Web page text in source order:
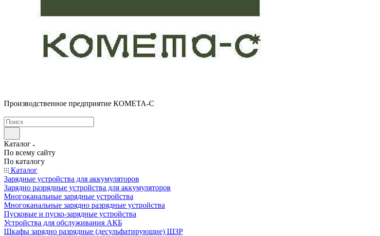
Производственное предприятие КОМЕТА-С
Каталог
По всему сайту
По каталогу
Каталог
Зарядные устройства для аккумуляторов
Зарядно разрядные устройства для аккумуляторов
Многоканальные зарядные устройства
Многоканальные зарядно разрядные устройства
Пусковые и пуско-зарядные устройства
Устройства для обслуживания АКБ
Шкафы зарядно разрядные (десульфатирующие) ШЗР